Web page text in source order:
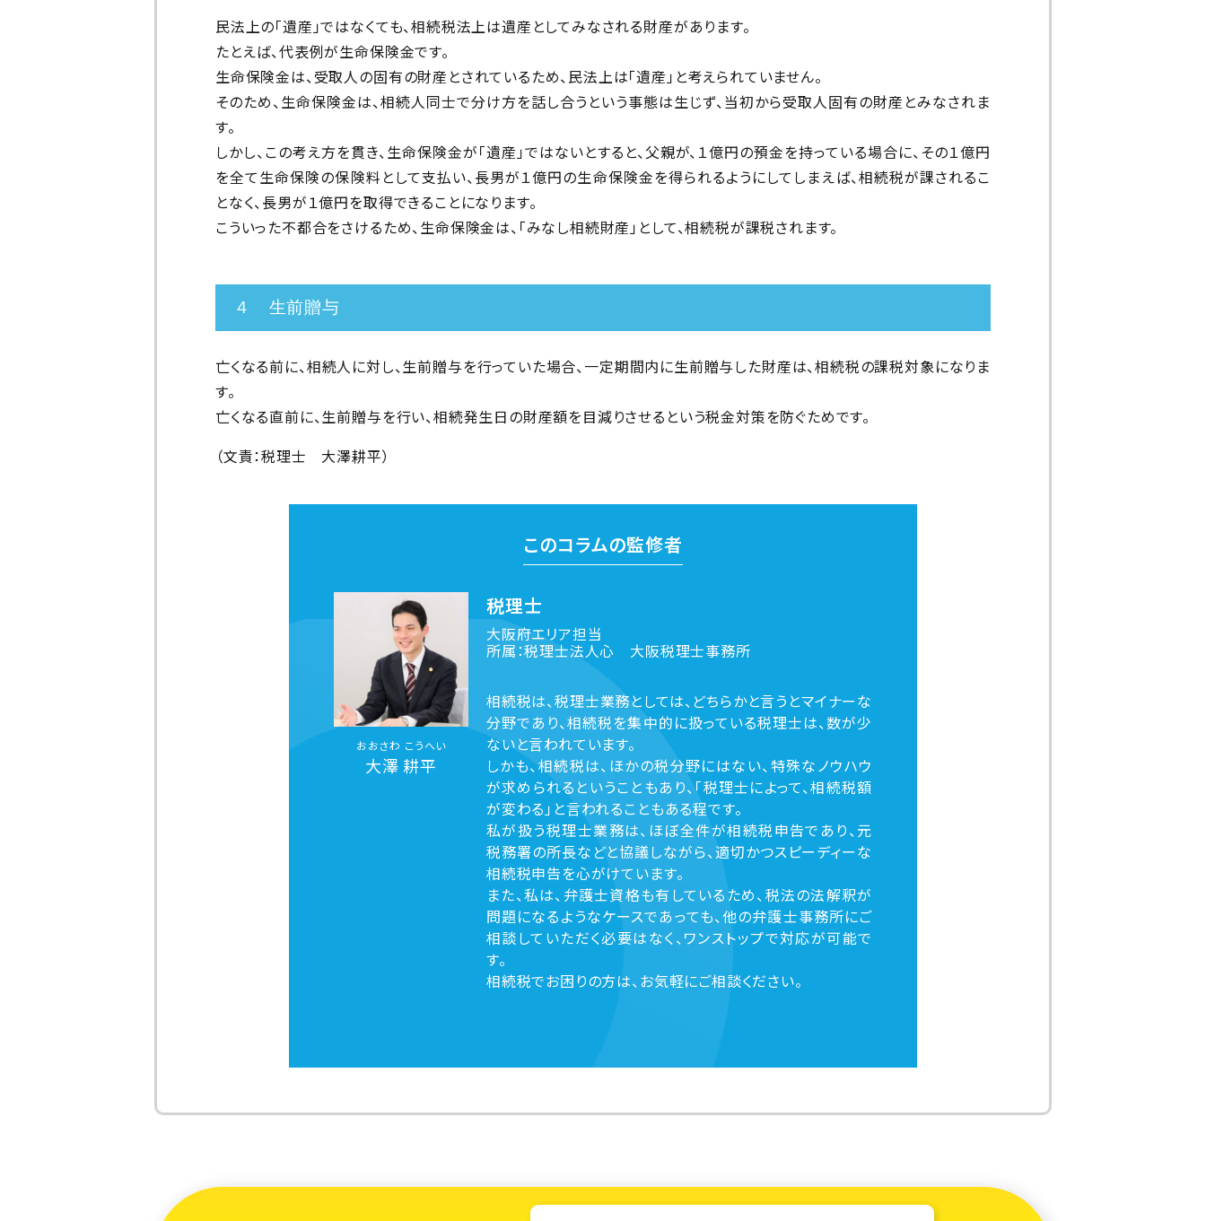
民法上の「遺産」ではなくても、相続税法上は遺産としてみなされる財産があります。
たとえば、代表例が生命保険金です。
生命保険金は、受取人の固有の財産とされているため、民法上は「遺産」と考えられていません。
そのため、生命保険金は、相続人同士で分け方を話し合うという事態は生じず、当初から受取人固有の財産とみなされま
す。
しかし、この考え方を貫き、生命保険金が「遺産」ではないとすると、父親が、１億円の預金を持っている場合に、その１億円
を全て生命保険の保険料として支払い、長男が１億円の生命保険金を得られるようにしてしまえば、相続税が課されるこ
となく、長男が１億円を取得できることになります。
こういった不都合をさけるため、生命保険金は、「みなし相続財産」として、相続税が課税されます。
４ 生前贈与
亡くなる前に、相続人に対し、生前贈与を行っていた場合、一定期間内に生前贈与した財産は、相続税の課税対象になりま
す。
亡くなる直前に、生前贈与を行い、相続発生日の財産額を目減りさせるという税金対策を防ぐためです。
（文責：税理士 大澤耕平）
このコラムの監修者
おおさわ こうへい
大澤 耕平
税理士
大阪府エリア担当
所属：税理士法人心 大阪税理士事務所
相続税は、税理士業務としては、どちらかと言うとマイナーな
分野であり、相続税を集中的に扱っている税理士は、数が少
ないと言われています。
しかも、相続税は、ほかの税分野にはない、特殊なノウハウ
が求められるということもあり、「税理士によって、相続税額
が変わる」と言われることもある程です。
私が扱う税理士業務は、ほぼ全件が相続税申告であり、元
税務署の所長などと協議しながら、適切かつスピーディーな
相続税申告を心がけています。
また、私は、弁護士資格も有しているため、税法の法解釈が
問題になるようなケースであっても、他の弁護士事務所にご
相談していただく必要はなく、ワンストップで対応が可能で
す。
相続税でお困りの方は、お気軽にご相談ください。